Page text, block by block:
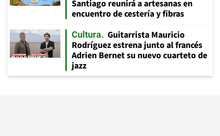
Santiago reunirá a artesanas en
encuentro de cestería y fibras
Cultura
Guitarrista Mauricio
Rodríguez estrena junto al francés
Adrien Bernet su nuevo cuarteto de
jazz